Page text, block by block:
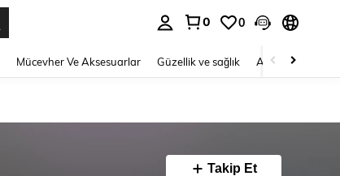
0 0
Mücevher Ve Aksesuarlar Güzellik ve sağlık Ayakkabı
Takip Et